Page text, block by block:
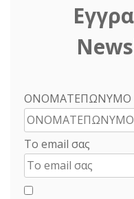
ΟΝΟΜΑΤΕΠΩΝΥΜΟ
Το email σας